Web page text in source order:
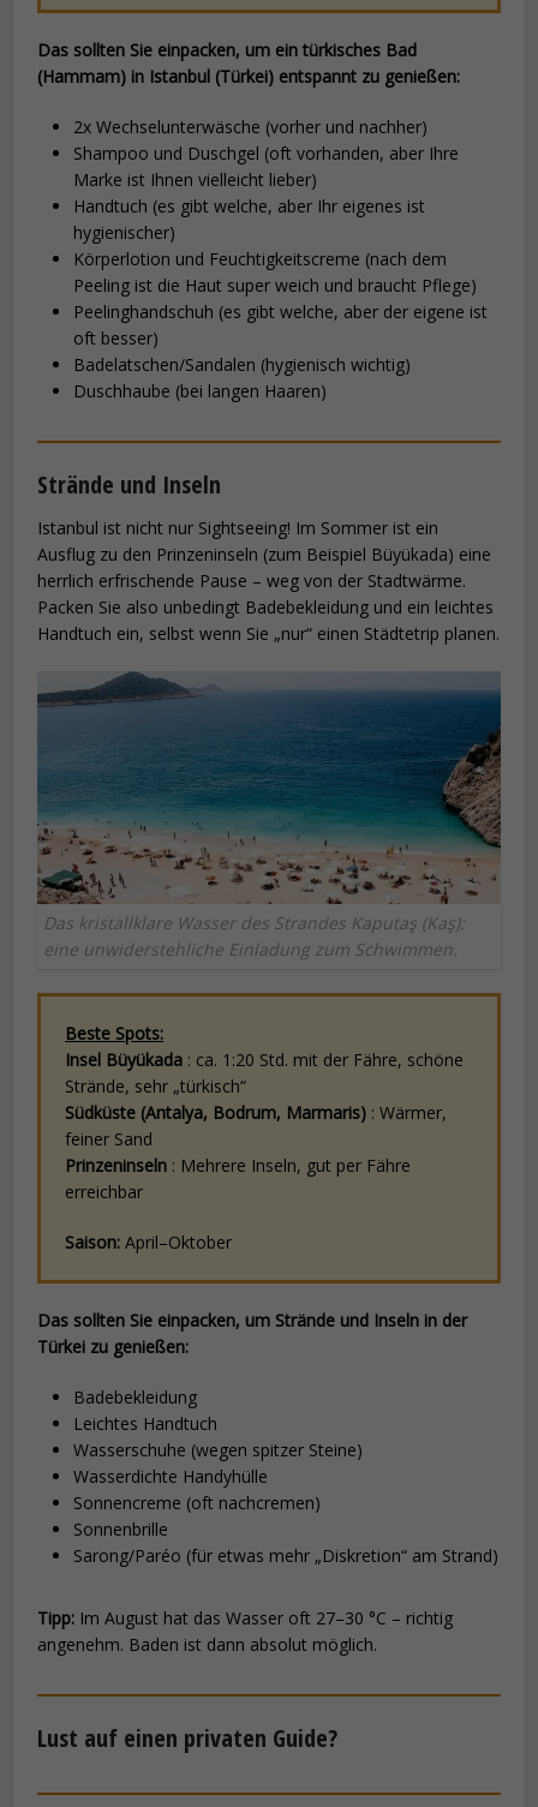
Das sollten Sie einpacken, um ein türkisches Bad
(Hammam) in Istanbul (Türkei) entspannt zu genießen:
2x Wechselunterwäsche (vorher und nachher)
Shampoo und Duschgel (oft vorhanden, aber Ihre
Marke ist Ihnen vielleicht lieber)
Handtuch (es gibt welche, aber Ihr eigenes ist
hygienischer)
Körperlotion und Feuchtigkeitscreme (nach dem
Peeling ist die Haut super weich und braucht Pflege)
Peelinghandschuh (es gibt welche, aber der eigene ist
oft besser)
Badelatschen/Sandalen (hygienisch wichtig)
Duschhaube (bei langen Haaren)
Strände und Inseln
Istanbul ist nicht nur Sightseeing! Im Sommer ist ein
Ausflug zu den Prinzeninseln (zum Beispiel Büyükada) eine
herrlich erfrischende Pause – weg von der Stadtwärme.
Packen Sie also unbedingt Badebekleidung und ein leichtes
Handtuch ein, selbst wenn Sie „nur“ einen Städtetrip planen.
Das kristallklare Wasser des Strandes Kaputaş (Kaş):
eine unwiderstehliche Einladung zum Schwimmen.
Beste Spots:
Insel Büyükada : ca. 1:20 Std. mit der Fähre, schöne
Strände, sehr „türkisch“
Südküste (Antalya, Bodrum, Marmaris) : Wärmer,
feiner Sand
Prinzeninseln : Mehrere Inseln, gut per Fähre
erreichbar
Saison: April–Oktober
Das sollten Sie einpacken, um Strände und Inseln in der
Türkei zu genießen:
Badebekleidung
Leichtes Handtuch
Wasserschuhe (wegen spitzer Steine)
Wasserdichte Handyhülle
Sonnencreme (oft nachcremen)
Sonnenbrille
Sarong/Paréo (für etwas mehr „Diskretion“ am Strand)
Tipp: Im August hat das Wasser oft 27–30 °C – richtig
angenehm. Baden ist dann absolut möglich.
Lust auf einen privaten Guide?